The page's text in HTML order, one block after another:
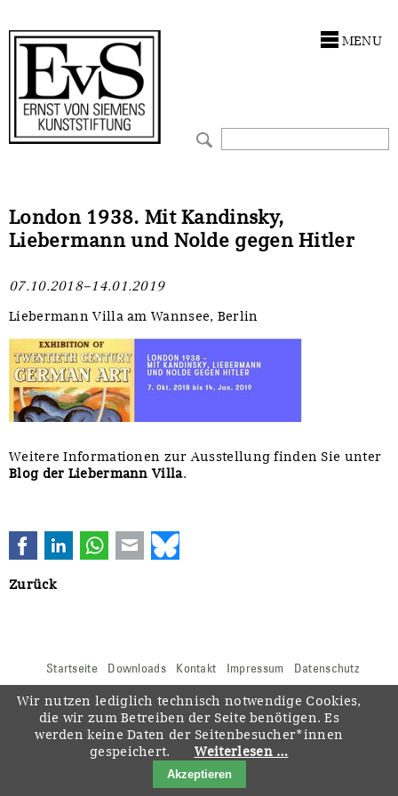
MENU
London 1938. Mit Kandinsky,
Liebermann und Nolde gegen Hitler
07.10.2018–14.01.2019
Liebermann Villa am Wannsee, Berlin
Weitere Informationen zur Ausstellung finden Sie unter
Blog der Liebermann Villa.
FacebookLinkedInWhatsApp
E-mail
Zurück
Navigation
überspringen
Startseite Downloads Kontakt Impressum Datenschutz
Wir nutzen lediglich technisch notwendige Cookies,
die wir zum Betreiben der Seite benötigen. Es
werden keine Daten der Seitenbesucher*innen
gespeichert.
Weiterlesen …
Akzeptieren
Förderphilosophie
Gremien
Presse und Neuigkeiten
Stellenangebote
Ankauf
Restaurierungen
Werkverzeichnisse
UKRAINE-Förderlinie